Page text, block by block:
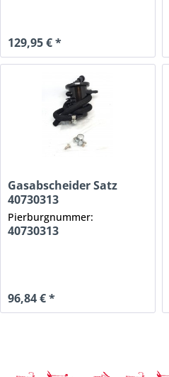
129,95 € *
Gasabscheider Satz
40730313
Pierburgnummer:
40730313
96,84 € *